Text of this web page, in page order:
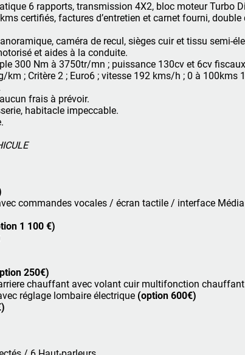
6 rapports, transmission 4X2, bloc moteur Turbo
certifiés, factures d’entretien et carnet fourni, double
caméra de recul, sièges cuir et tissu semi-
et aides à la conduite.
300 Nm à 3750tr/mn ; puissance 130cv et 6cv
; Critère 2 ; Euro6 ; vitesse 192 kms/h ; 0 à 100kms
frais à prévoir.
habitacle impeccable.
commandes vocales / écran tactile / interface
1 100 €)
250€)
chauffant avec volant cuir multifonction chauffant
réglage lombaire électrique (option 600€)